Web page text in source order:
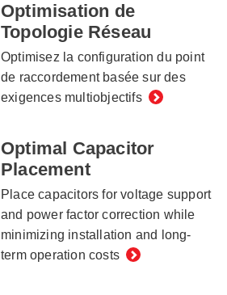
Optimisation de
Topologie Réseau
Optimisez la configuration du point
de raccordement basée sur des
exigences multiobjectifs
Optimal Capacitor
Placement
Place capacitors for voltage support
and power factor correction while
minimizing installation and long-
term operation costs